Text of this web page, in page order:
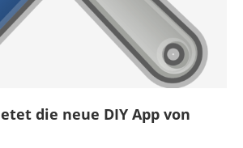
die neue DIY App von